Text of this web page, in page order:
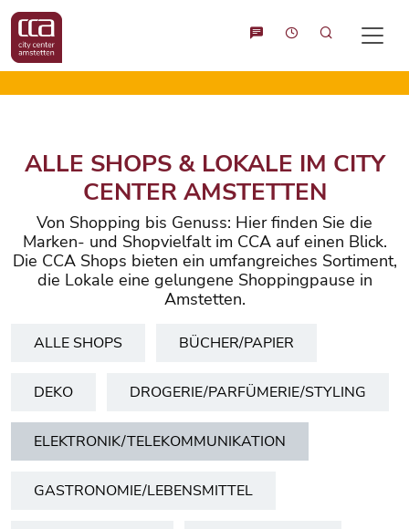
Suche
ALLE SHOPS & LOKALE IM CITY
CENTER AMSTETTEN
Von Shopping bis Genuss: Hier finden Sie die
Marken- und Shopvielfalt im CCA auf einen Blick.
Die CCA Shops bieten ein umfangreiches Sortiment,
die Lokale eine gelungene Shoppingpause in
Amstetten.
ALLE SHOPS BÜCHER/PAPIER
DEKO DROGERIE/PARFÜMERIE/STYLING
ELEKTRONIK/TELEKOMMUNIKATION
GASTRONOMIE/LEBENSMITTEL